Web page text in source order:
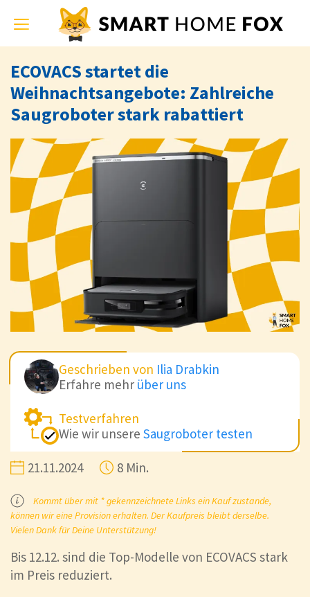
Toggle
navigation
ECOVACS startet die
Weihnachtsangebote: Zahlreiche
Saugroboter stark rabattiert
Geschrieben von Ilia Drabkin
Erfahre mehr über uns
Testverfahren
Wie wir unsere Saugroboter testen
21.11.2024 8 Min.
Kommt über mit * gekennzeichnete Links ein Kauf zustande,
können wir eine Provision erhalten. Der Kaufpreis bleibt derselbe.
Vielen Dank für Deine Unterstützung!
Bis 12.12. sind die Top-Modelle von ECOVACS stark
im Preis reduziert.